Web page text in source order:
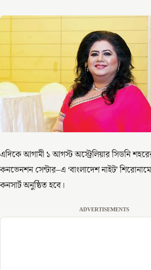
এদিকে আগামী ১ আগস্ট অস্ট্রেলিয়ার সিডনি
কনভেনশন সেন্টার–এ ‘বাংলাদেশ নাইট’
কনসার্ট অনুষ্ঠিত হবে।
ADVERTISEMENTS